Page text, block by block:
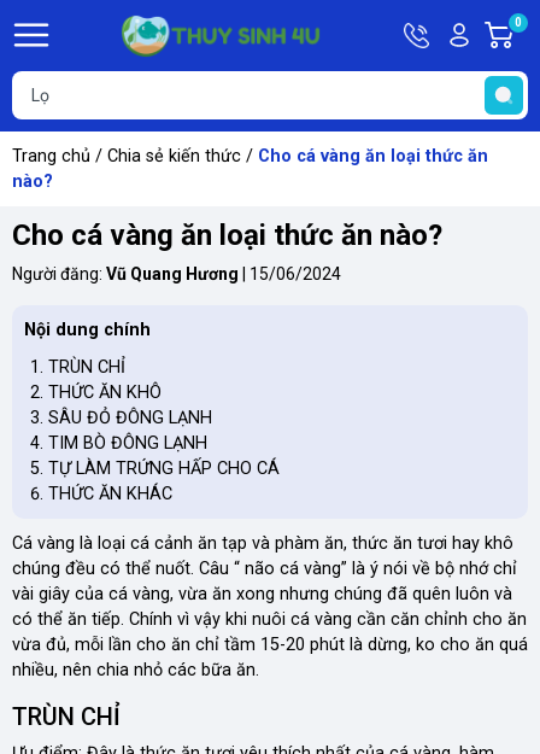
HotlineTài
khoản
Hello,
Khách
0
Trang chủ / Chia sẻ kiến thức / Cho cá vàng ăn loại thức ăn
nào?
Cho cá vàng ăn loại thức ăn nào?
Người đăng: Vũ Quang Hương 15/06/2024
Nội dung chính
TRÙN CHỈ
THỨC ĂN KHÔ
SÂU ĐỎ ĐÔNG LẠNH
TIM BÒ ĐÔNG LẠNH
TỰ LÀM TRỨNG HẤP CHO CÁ
THỨC ĂN KHÁC
Cá vàng là loại cá cảnh ăn tạp và phàm ăn, thức ăn tươi hay khô
chúng đều có thể nuốt. Câu “ não cá vàng” là ý nói về bộ nhớ chỉ
vài giây của cá vàng, vừa ăn xong nhưng chúng đã quên luôn và
có thể ăn tiếp. Chính vì vậy khi nuôi cá vàng cần căn chỉnh cho ăn
vừa đủ, mỗi lần cho ăn chỉ tầm 15-20 phút là dừng, ko cho ăn quá
nhiều, nên chia nhỏ các bữa ăn.
TRÙN CHỈ